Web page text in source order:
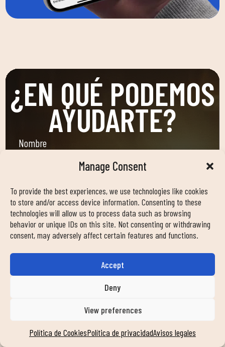
Manage Consent
To provide the best experiences, we use technologies like cookies
to store and/or access device information. Consenting to these
technologies will allow us to process data such as browsing
behavior or unique IDs on this site. Not consenting or withdrawing
consent, may adversely affect certain features and functions.
Accept
Deny
View preferences
Política de CookiesPolítica de privacidadAvisos legales
¿EN QUÉ PODEMOS
AYUDARTE?
Nombre
Email
Teléfono
—POR FAVOR, ELIGE UNA OPCIÓN—
Mensaje